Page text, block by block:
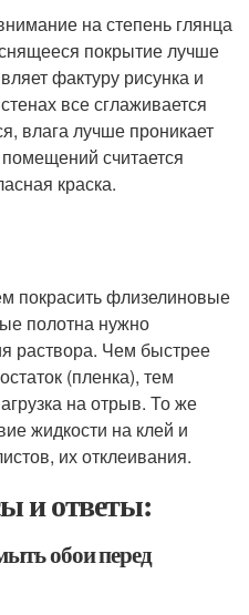
на степень глянца
покрытие лучше
фактуру рисунка и
все сглаживается
влага лучше проникает
считается
краска.
покрасить флизелиновые
полотна нужно
раствора. Чем быстрее
(пленка), тем
на отрыв. То же
жидкости на клей и
их отклеивания.
и ответы:
обои перед